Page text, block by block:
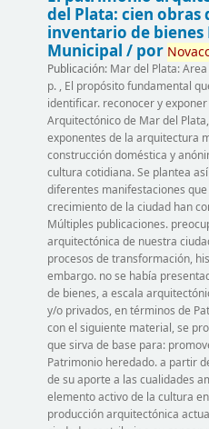
del Plata: cien obras
inventario de
Municipal /por
Publicación:Mar del Plata: Area
p. , El propósito fundamental
identificar. reconocer y
Arquitectónico de Mar del
exponentes de la arquitectura
construcción doméstica y
cultura cotidiana. Se plantea
diferentes manifestaciones
crecimiento de la ciudad han
Múltiples publicaciones.
arquitectónica de nuestra
procesos de transformación,
embargo. no se había
de bienes, a escala
y/o privados, en términos de
con el siguiente material, se
que sirva de base para:
Patrimonio heredado. a partir
de su aporte a las cualidades
elemento activo de la cultura
producción arquitectónica